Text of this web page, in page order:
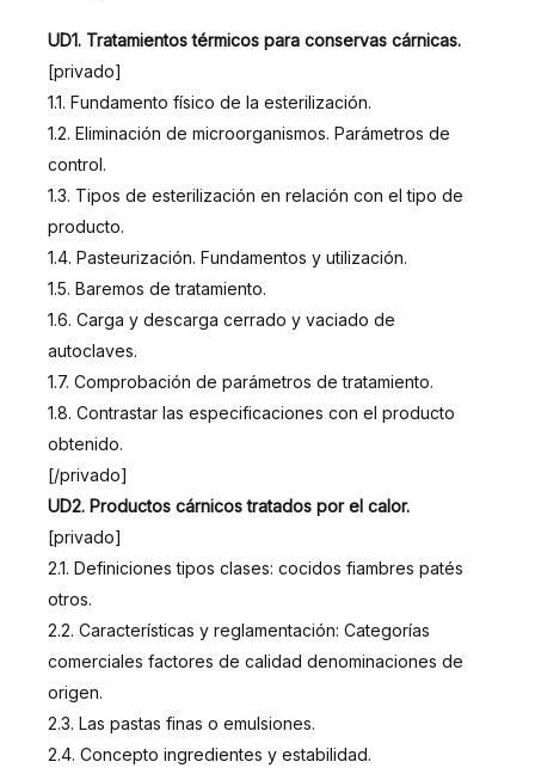
UD1. Tratamientos térmicos para conservas cárnicas.
[privado]
1.1. Fundamento físico de la esterilización.
1.2. Eliminación de microorganismos. Parámetros de
control.
1.3. Tipos de esterilización en relación con el tipo de
producto.
1.4. Pasteurización. Fundamentos y utilización.
1.5. Baremos de tratamiento.
1.6. Carga y descarga cerrado y vaciado de
autoclaves.
1.7. Comprobación de parámetros de tratamiento.
1.8. Contrastar las especificaciones con el producto
obtenido.
[/privado]
UD2. Productos cárnicos tratados por el calor.
[privado]
2.1. Definiciones tipos clases: cocidos fiambres patés
otros.
2.2. Características y reglamentación: Categorías
comerciales factores de calidad denominaciones de
origen.
2.3. Las pastas finas o emulsiones.
2.4. Concepto ingredientes y estabilidad.